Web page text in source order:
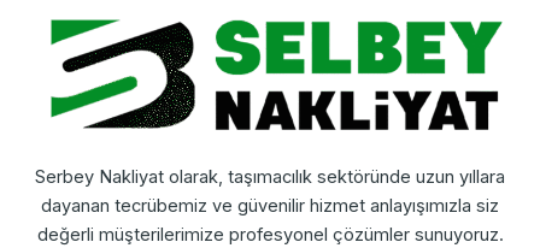
Serbey Nakliyat olarak, taşımacılık sektöründe uzun yıllara
dayanan tecrübemiz ve güvenilir hizmet anlayışımızla siz
değerli müşterilerimize profesyonel çözümler sunuyoruz.